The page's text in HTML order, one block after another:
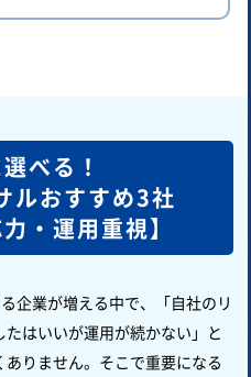
べる！
ルおすすめ3社
・運用重視】
企業が増える中で、「自社のリ
はいいが運用が続かない」と
りません。そこで重要になる